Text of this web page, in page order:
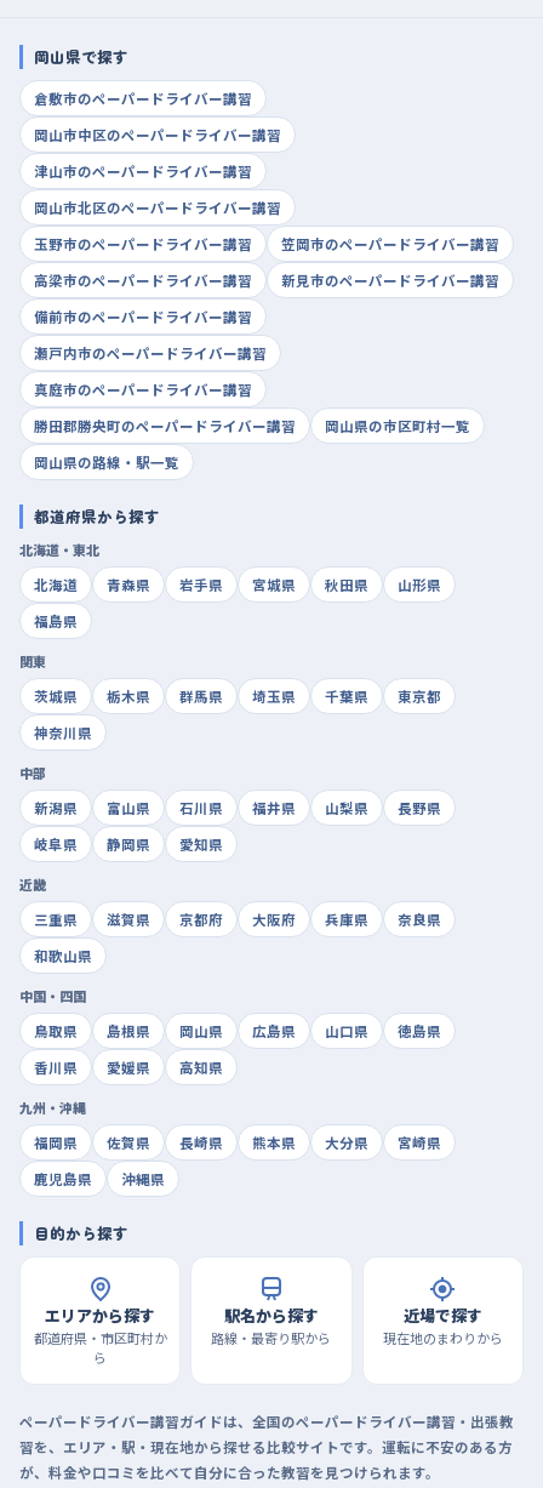
岡山県で探す
倉敷市のペーパードライバー講習
岡山市中区のペーパードライバー講習
津山市のペーパードライバー講習
岡山市北区のペーパードライバー講習
玉野市のペーパードライバー講習
笠岡市のペーパードライバー講習
高梁市のペーパードライバー講習
新見市のペーパードライバー講習
備前市のペーパードライバー講習
瀬戸内市のペーパードライバー講習
真庭市のペーパードライバー講習
勝田郡勝央町のペーパードライバー講習
岡山県の市区町村一覧
岡山県の路線・駅一覧
都道府県から探す
北海道・東北
北海道
青森県 岩手県 宮城県 秋田県
山形県
福島県
関東
茨城県
栃木県 群馬県 埼玉県 千葉県
東京都
神奈川県
中部
新潟県
富山県 石川県 福井県 山梨県
長野県
岐阜県
静岡県 愛知県
近畿
三重県
滋賀県 京都府 大阪府 兵庫県
奈良県
和歌山県
中国・四国
鳥取県
島根県 岡山県 広島県 山口県
徳島県
香川県
愛媛県 高知県
九州・沖縄
福岡県
佐賀県 長崎県 熊本県 大分県
宮崎県
鹿児島県
沖縄県
目的から探す
エリアから探す
都道府県・市区町村か
ら
駅名から探す
路線・最寄り駅から
近場で探す
現在地のまわりから
ペーパードライバー講習ガイドは、全国のペーパードライバー講習・出張教
習を、エリア・駅・現在地から探せる比較サイトです。運転に不安のある方
が、料金や口コミを比べて自分に合った教習を見つけられます。